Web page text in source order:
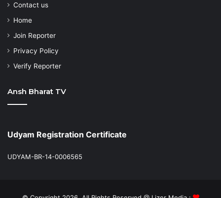
Contact us
Home
Join Reporter
Privacy Policy
Verify Reporter
Ansh Bharat TV
Udyam Registration Certificate
UDYAM-BR-14-0006565